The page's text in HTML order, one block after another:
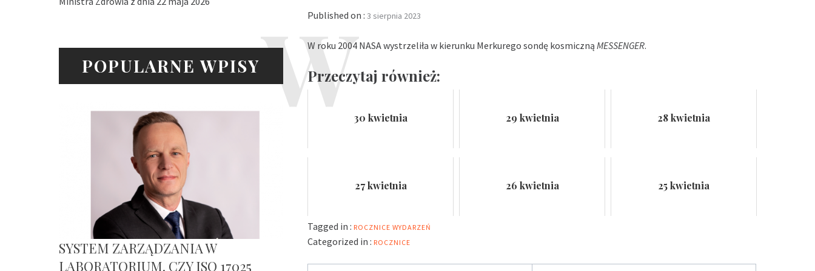
Published on :3 sierpnia 2023
W roku 2004 NASA wystrzeliła w kierunku Merkurego sondę kosmicznąMESSENGER.
Przeczytaj również:
30 kwietnia 29 kwietnia 28 kwietnia
27 kwietnia 26 kwietnia 25 kwietnia
Tagged in : ROCZNICE WYDARZEŃ
Categorized in : ROCZNICE
POPULARNE WPISY
SYSTEM ZARZĄDZANIA W
LABORATORIUM. CZY ISO 17025